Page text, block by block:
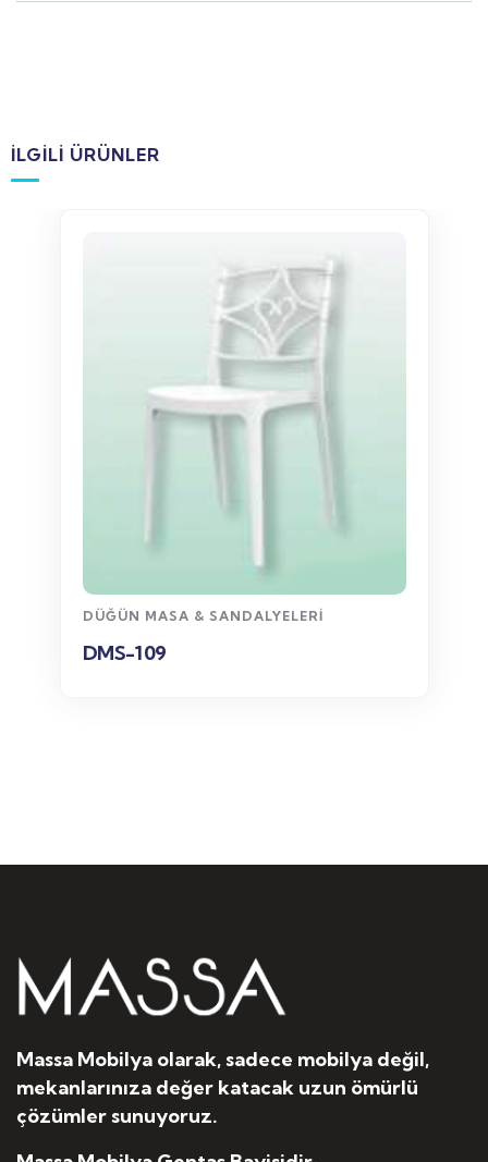
İLGILI ÜRÜNLER
Sipariş
DÜĞÜN MASA & SANDALYELERI
DMS-109
Massa Mobilya olarak, sadece mobilya değil,
mekanlarınıza değer katacak uzun ömürlü
çözümler sunuyoruz.